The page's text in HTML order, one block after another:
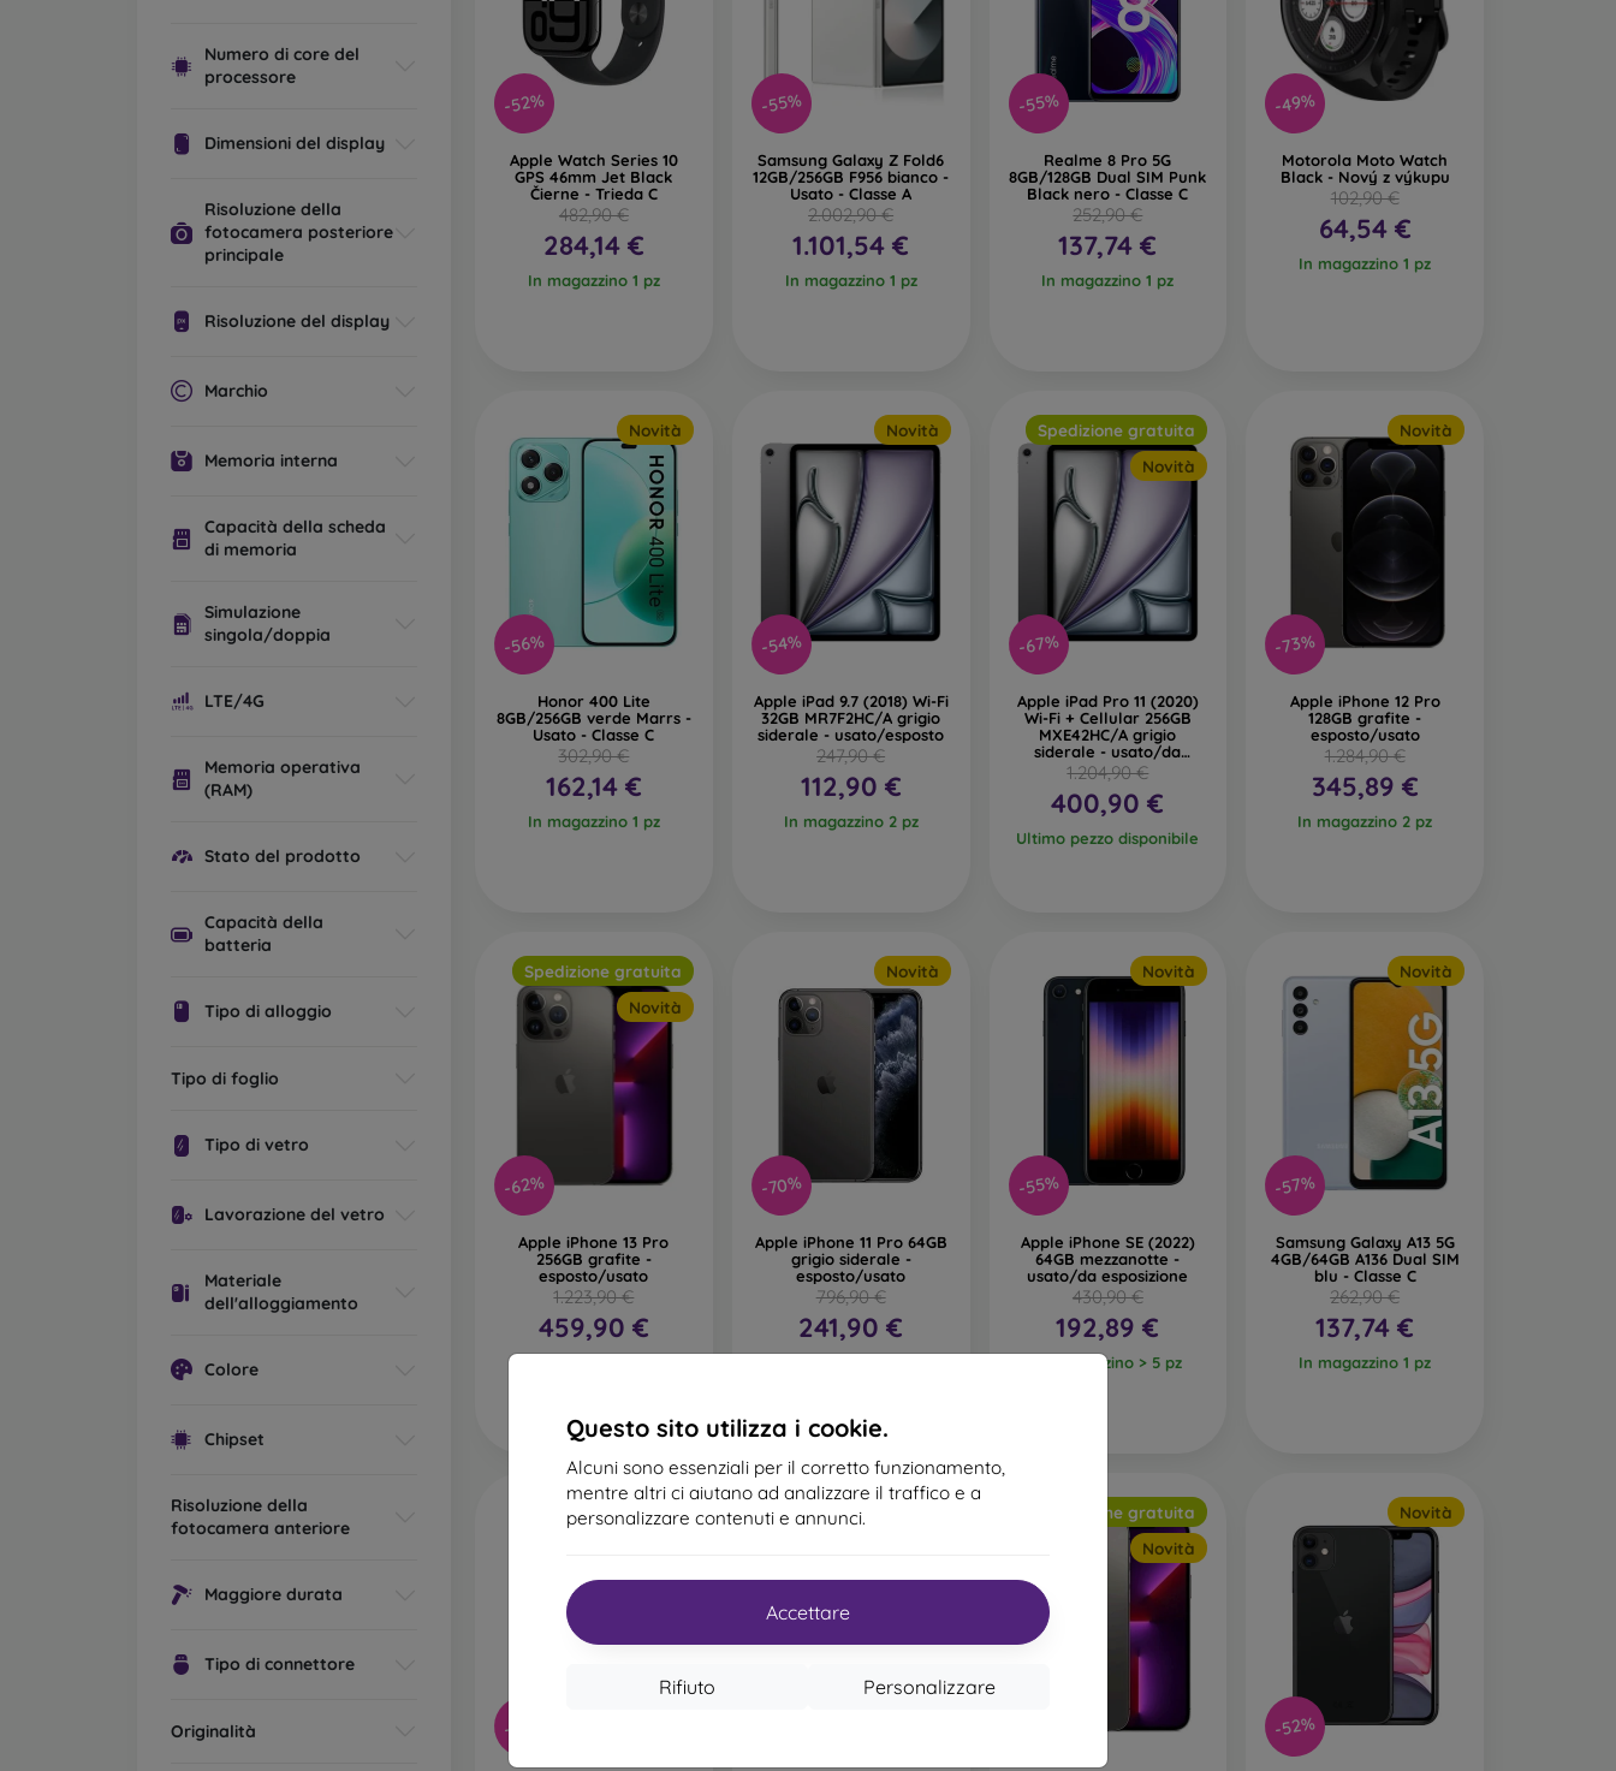
Questo sito utilizza i cookie.
Alcuni sono essenziali per il corretto funzionamento,
mentre altri ci aiutano ad analizzare il traffico e a
personalizzare contenuti e annunci.
Accettare
Personalizzare
Rifiuto
Numero di core del
processore
Dimensioni del display
Risoluzione della
fotocamera posteriore
principale
Risoluzione del display
Marchio
Memoria interna
Capacità della scheda
di memoria
Simulazione
singola/doppia
LTE/4G
Memoria operativa
(RAM)
Stato del prodotto
Capacità della
batteria
Tipo di alloggio
Tipo di foglio
Tipo di vetro
Lavorazione del vetro
Materiale
dell'alloggiamento
Colore
Chipset
Risoluzione della
fotocamera anteriore
Maggiore durata
Tipo di connettore
Originalità
-52%
Apple Watch Series 10
GPS 46mm Jet Black
Čierne - Trieda C
482,90 €
284,14 €
In magazzino 1 pz
-55%
Samsung Galaxy Z Fold6
12GB/256GB F956 bianco -
Usato - Classe A
2.002,90 €
1.101,54 €
In magazzino 1 pz
-55%
Realme 8 Pro 5G
8GB/128GB Dual SIM Punk
Black nero - Classe C
252,90 €
137,74 €
In magazzino 1 pz
-49%
Motorola Moto Watch
Black - Nový z výkupu
102,90 €
64,54 €
In magazzino 1 pz
-56%
Novità
Honor 400 Lite
8GB/256GB verde Marrs -
Usato - Classe C
302,90 €
162,14 €
In magazzino 1 pz
-54%
Novità
Apple iPad 9.7 (2018) Wi-Fi
32GB MR7F2HC/A grigio
siderale - usato/esposto
247,90 €
112,90 €
In magazzino 2 pz
-67%
Spedizione gratuita
Novità
Apple iPad Pro 11 (2020)
Wi-Fi + Cellular 256GB
MXE42HC/A grigio
siderale - usato/da
esposizione
1.204,90 €
400,90 €
Ultimo pezzo disponibile
-73%
Novità
Apple iPhone 12 Pro
128GB grafite -
esposto/usato
1.284,90 €
345,89 €
In magazzino 2 pz
-62%
Spedizione gratuita
Novità
Apple iPhone 13 Pro
256GB grafite -
esposto/usato
1.223,90 €
459,90 €
-70%
Novità
Apple iPhone 11 Pro 64GB
grigio siderale -
esposto/usato
796,90 €
241,90 €
-55%
Novità
Apple iPhone SE (2022)
64GB mezzanotte -
usato/da esposizione
430,90 €
192,89 €
In magazzino > 5 pz
-57%
Novità
Samsung Galaxy A13 5G
4GB/64GB A136 Dual SIM
blu - Classe C
262,90 €
137,74 €
In magazzino 1 pz
-76%
Novità
Spedizione gratuita
Spedizione gratuita
Novità
-52%
Novità